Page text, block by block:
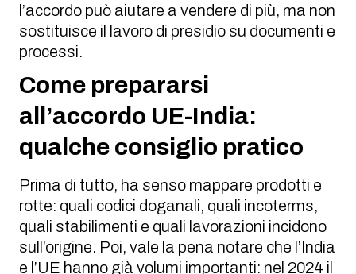
l’accordo può aiutare a vendere di più, ma non
sostituisce il lavoro di presidio su documenti e
processi.
Come prepararsi
all’accordo UE-India:
qualche consiglio pratico
Prima di tutto, ha senso mappare prodotti e
rotte: quali codici doganali, quali incoterms,
quali stabilimenti e quali lavorazioni incidono
sull’origine. Poi, vale la pena notare che l’India
e l’UE hanno già volumi importanti: nel 2024 il